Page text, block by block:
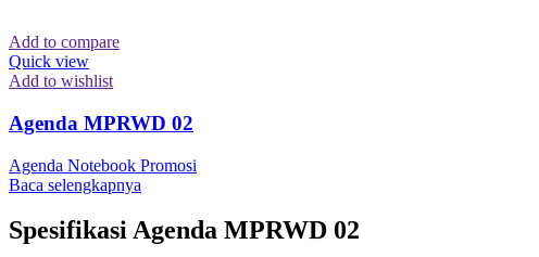
Add to compare
Quick view
Add to wishlist
Agenda MPRWD 02
Agenda Notebook Promosi
Baca selengkapnya
Spesifikasi Agenda MPRWD 02